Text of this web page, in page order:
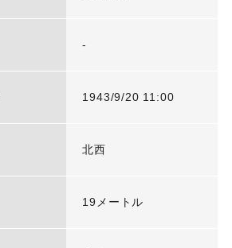
-
1943/9/20 11:00
北西
19メートル